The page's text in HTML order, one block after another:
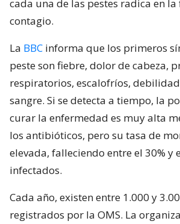
cada una de las pestes radica en
contagio.
La BBC informa que los primeros
peste son fiebre, dolor de cabeza,
respiratorios, escalofríos,
sangre. Si se detecta a tiempo, la
curar la enfermedad es muy alta
los antibióticos, pero su tasa de
elevada, falleciendo entre el 30% y
infectados.
Cada año, existen entre 1.000 y
registrados por la OMS. La